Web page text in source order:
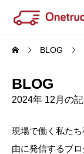
BLOG
BLOG
2024年 12月の
現場で働く私た
由に発信するブ